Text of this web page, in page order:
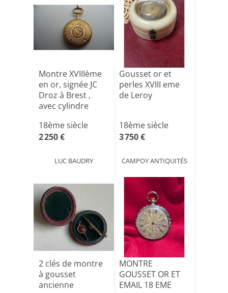
Montre XVIIIème
en or, signée JC
Droz à Brest ,
avec cylindre
18ème siècle
2 250 €
LUC BAUDRY
Gousset or et
perles XVIII eme
de Leroy
18ème siècle
3 750 €
CAMPOY ANTIQUITÉS
2 clés de montre
à gousset
ancienne
MONTRE
GOUSSET OR ET
EMAIL 18 EME